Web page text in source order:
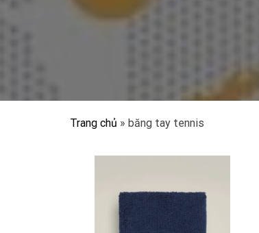
Trang chủ » băng tay tennis